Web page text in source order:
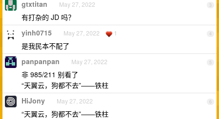
3
gtxtitan May 27, 2022
有打杂的 JD 吗？
4
yinh0715 May 27, 2022 1
是我民本不配了
5
panpanpan May 27, 2022
非 985/211 别看了
“天翼云，狗都不去”——铁柱
6
HiJony May 27, 2022
“天翼云，狗都不去”——铁柱